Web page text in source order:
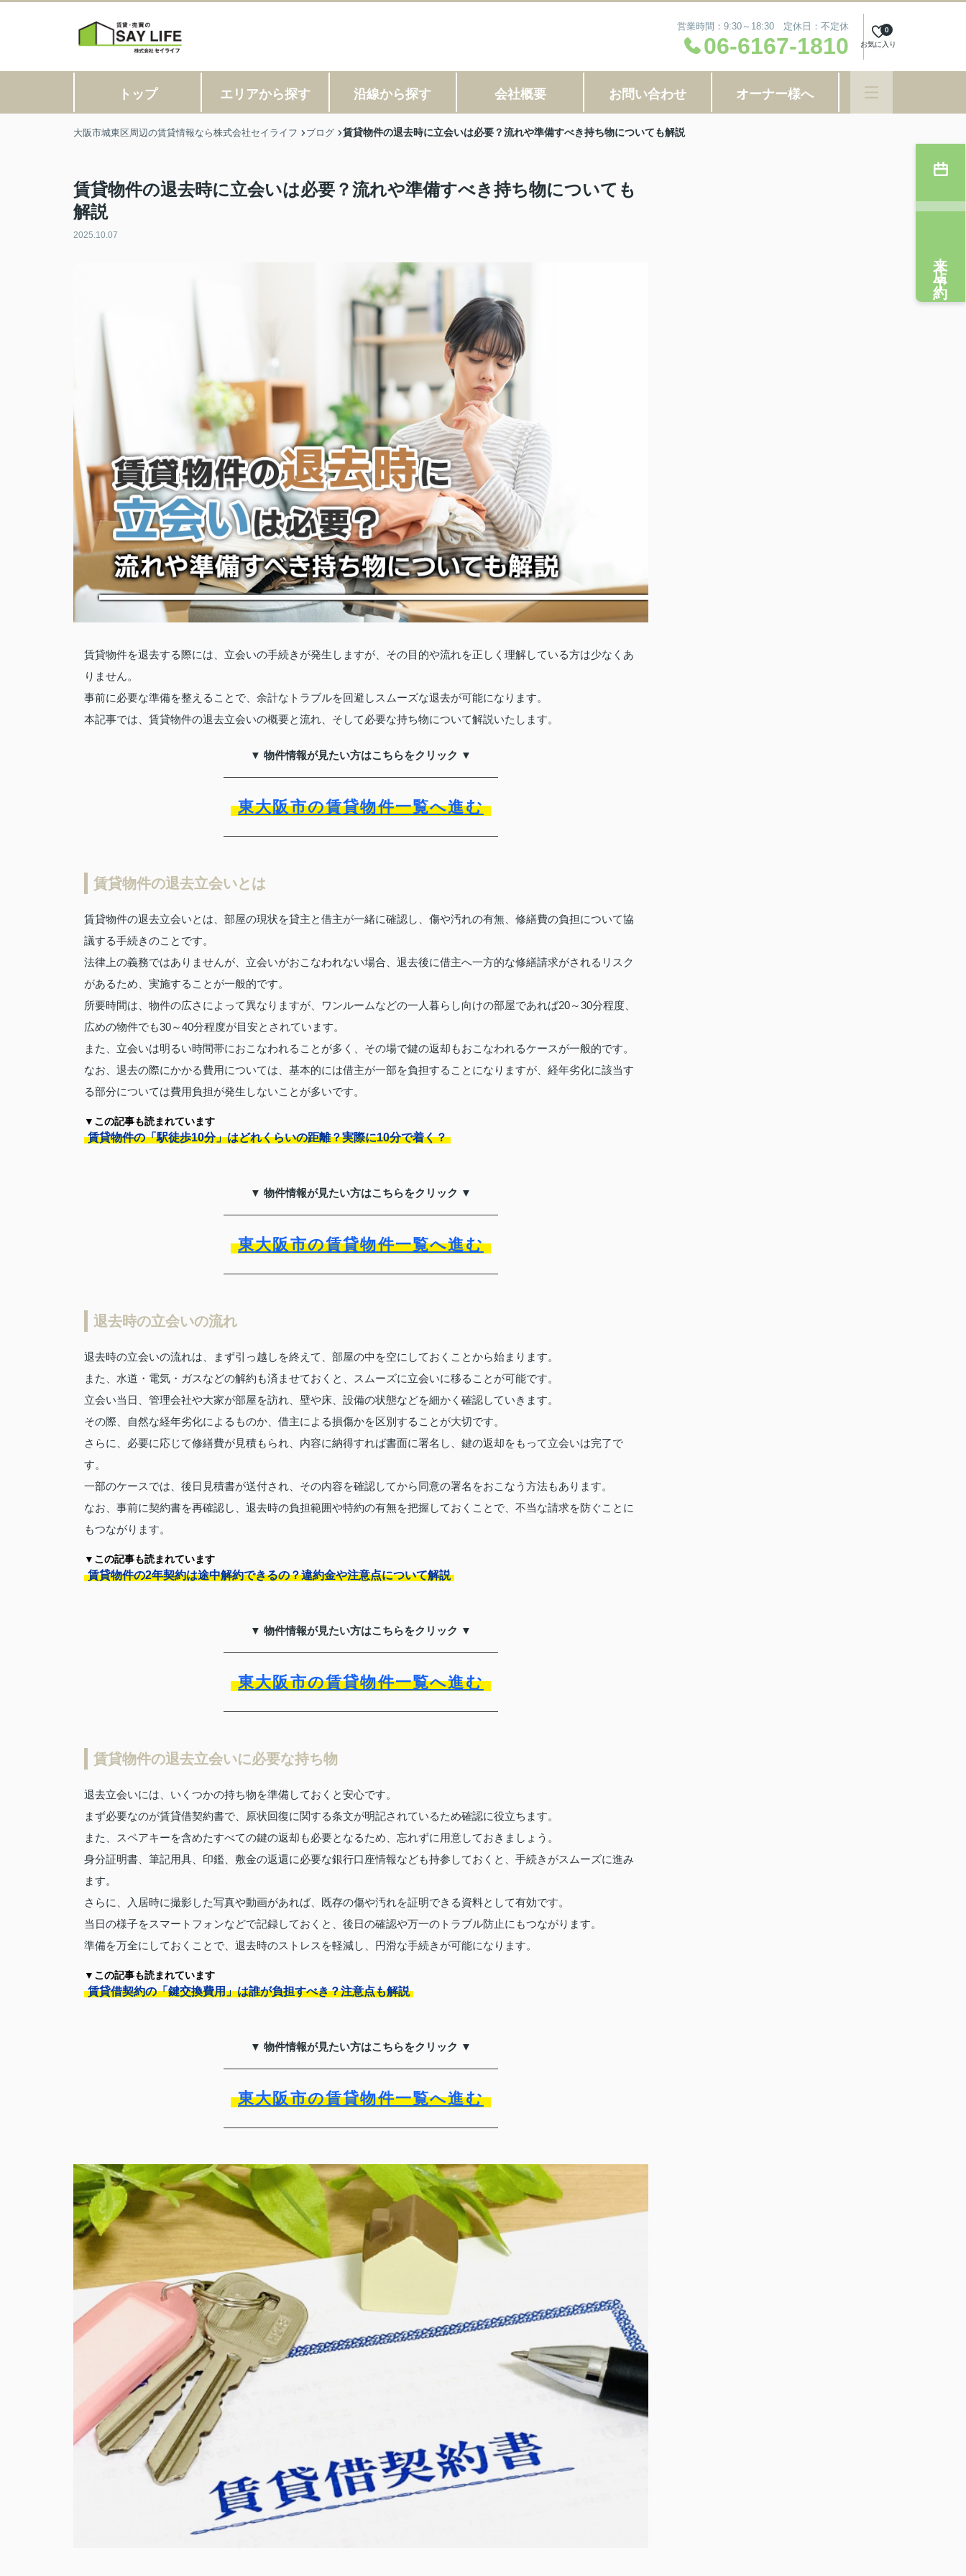
営業時間：9:30～18:30 定休日：不定休
06-6167-1810 お気に入り
0
トップ エリアから探す 沿線から探す 会社概要 お問い合わせ オーナー様へ
大阪市城東区周辺の賃貸情報なら株式会社セイライフ ブログ 賃貸物件の退去時に立会いは必要？流れや準備すべき持ち物についても解説
賃貸物件の退去時に立会いは必要？流れや準備すべき持ち物についても
解説
2025.10.07
賃貸物件を退去する際には、立会いの手続きが発生しますが、その目的や流れを正しく理解している方は少なくあ
りません。
事前に必要な準備を整えることで、余計なトラブルを回避しスムーズな退去が可能になります。
本記事では、賃貸物件の退去立会いの概要と流れ、そして必要な持ち物について解説いたします。
▼ 物件情報が見たい方はこちらをクリック ▼
東大阪市の賃貸物件一覧へ進む
賃貸物件の退去立会いとは
賃貸物件の退去立会いとは、部屋の現状を貸主と借主が一緒に確認し、傷や汚れの有無、修繕費の負担について協
議する手続きのことです。
法律上の義務ではありませんが、立会いがおこなわれない場合、退去後に借主へ一方的な修繕請求がされるリスク
があるため、実施することが一般的です。
所要時間は、物件の広さによって異なりますが、ワンルームなどの一人暮らし向けの部屋であれば20～30分程度、
広めの物件でも30～40分程度が目安とされています。
また、立会いは明るい時間帯におこなわれることが多く、その場で鍵の返却もおこなわれるケースが一般的です。
なお、退去の際にかかる費用については、基本的には借主が一部を負担することになりますが、経年劣化に該当す
る部分については費用負担が発生しないことが多いです。
▼この記事も読まれています
賃貸物件の「駅徒歩10分」はどれくらいの距離？実際に10分で着く？
▼ 物件情報が見たい方はこちらをクリック ▼
東大阪市の賃貸物件一覧へ進む
退去時の立会いの流れ
退去時の立会いの流れは、まず引っ越しを終えて、部屋の中を空にしておくことから始まります。
また、水道・電気・ガスなどの解約も済ませておくと、スムーズに立会いに移ることが可能です。
立会い当日、管理会社や大家が部屋を訪れ、壁や床、設備の状態などを細かく確認していきます。
その際、自然な経年劣化によるものか、借主による損傷かを区別することが大切です。
さらに、必要に応じて修繕費が見積もられ、内容に納得すれば書面に署名し、鍵の返却をもって立会いは完了で
す。
一部のケースでは、後日見積書が送付され、その内容を確認してから同意の署名をおこなう方法もあります。
なお、事前に契約書を再確認し、退去時の負担範囲や特約の有無を把握しておくことで、不当な請求を防ぐことに
もつながります。
▼この記事も読まれています
賃貸物件の2年契約は途中解約できるの？違約金や注意点について解説
▼ 物件情報が見たい方はこちらをクリック ▼
東大阪市の賃貸物件一覧へ進む
賃貸物件の退去立会いに必要な持ち物
退去立会いには、いくつかの持ち物を準備しておくと安心です。
まず必要なのが賃貸借契約書で、原状回復に関する条文が明記されているため確認に役立ちます。
また、スペアキーを含めたすべての鍵の返却も必要となるため、忘れずに用意しておきましょう。
身分証明書、筆記用具、印鑑、敷金の返還に必要な銀行口座情報なども持参しておくと、手続きがスムーズに進み
ます。
さらに、入居時に撮影した写真や動画があれば、既存の傷や汚れを証明できる資料として有効です。
当日の様子をスマートフォンなどで記録しておくと、後日の確認や万一のトラブル防止にもつながります。
準備を万全にしておくことで、退去時のストレスを軽減し、円滑な手続きが可能になります。
▼この記事も読まれています
賃貸借契約の「鍵交換費用」は誰が負担すべき？注意点も解説
▼ 物件情報が見たい方はこちらをクリック ▼
東大阪市の賃貸物件一覧へ進む
来店予約